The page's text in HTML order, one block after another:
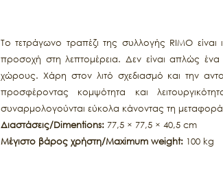
Το τετράγωνο τραπέζι της συλλογής RIMO
προσοχή στη λεπτομέρεια. Δεν είναι απλώς
χώρους. Χάρη στον λιτό σχεδιασμό και την
προσφέροντας κομψότητα και
συναρμολογούνται εύκολα κάνοντας τη μεταφορά
Διαστάσεις/Dimentions: 77,5 × 77,5 × 40,5 cm
Μέγιστο βάρος χρήστη/Maximum weight: 100 kg